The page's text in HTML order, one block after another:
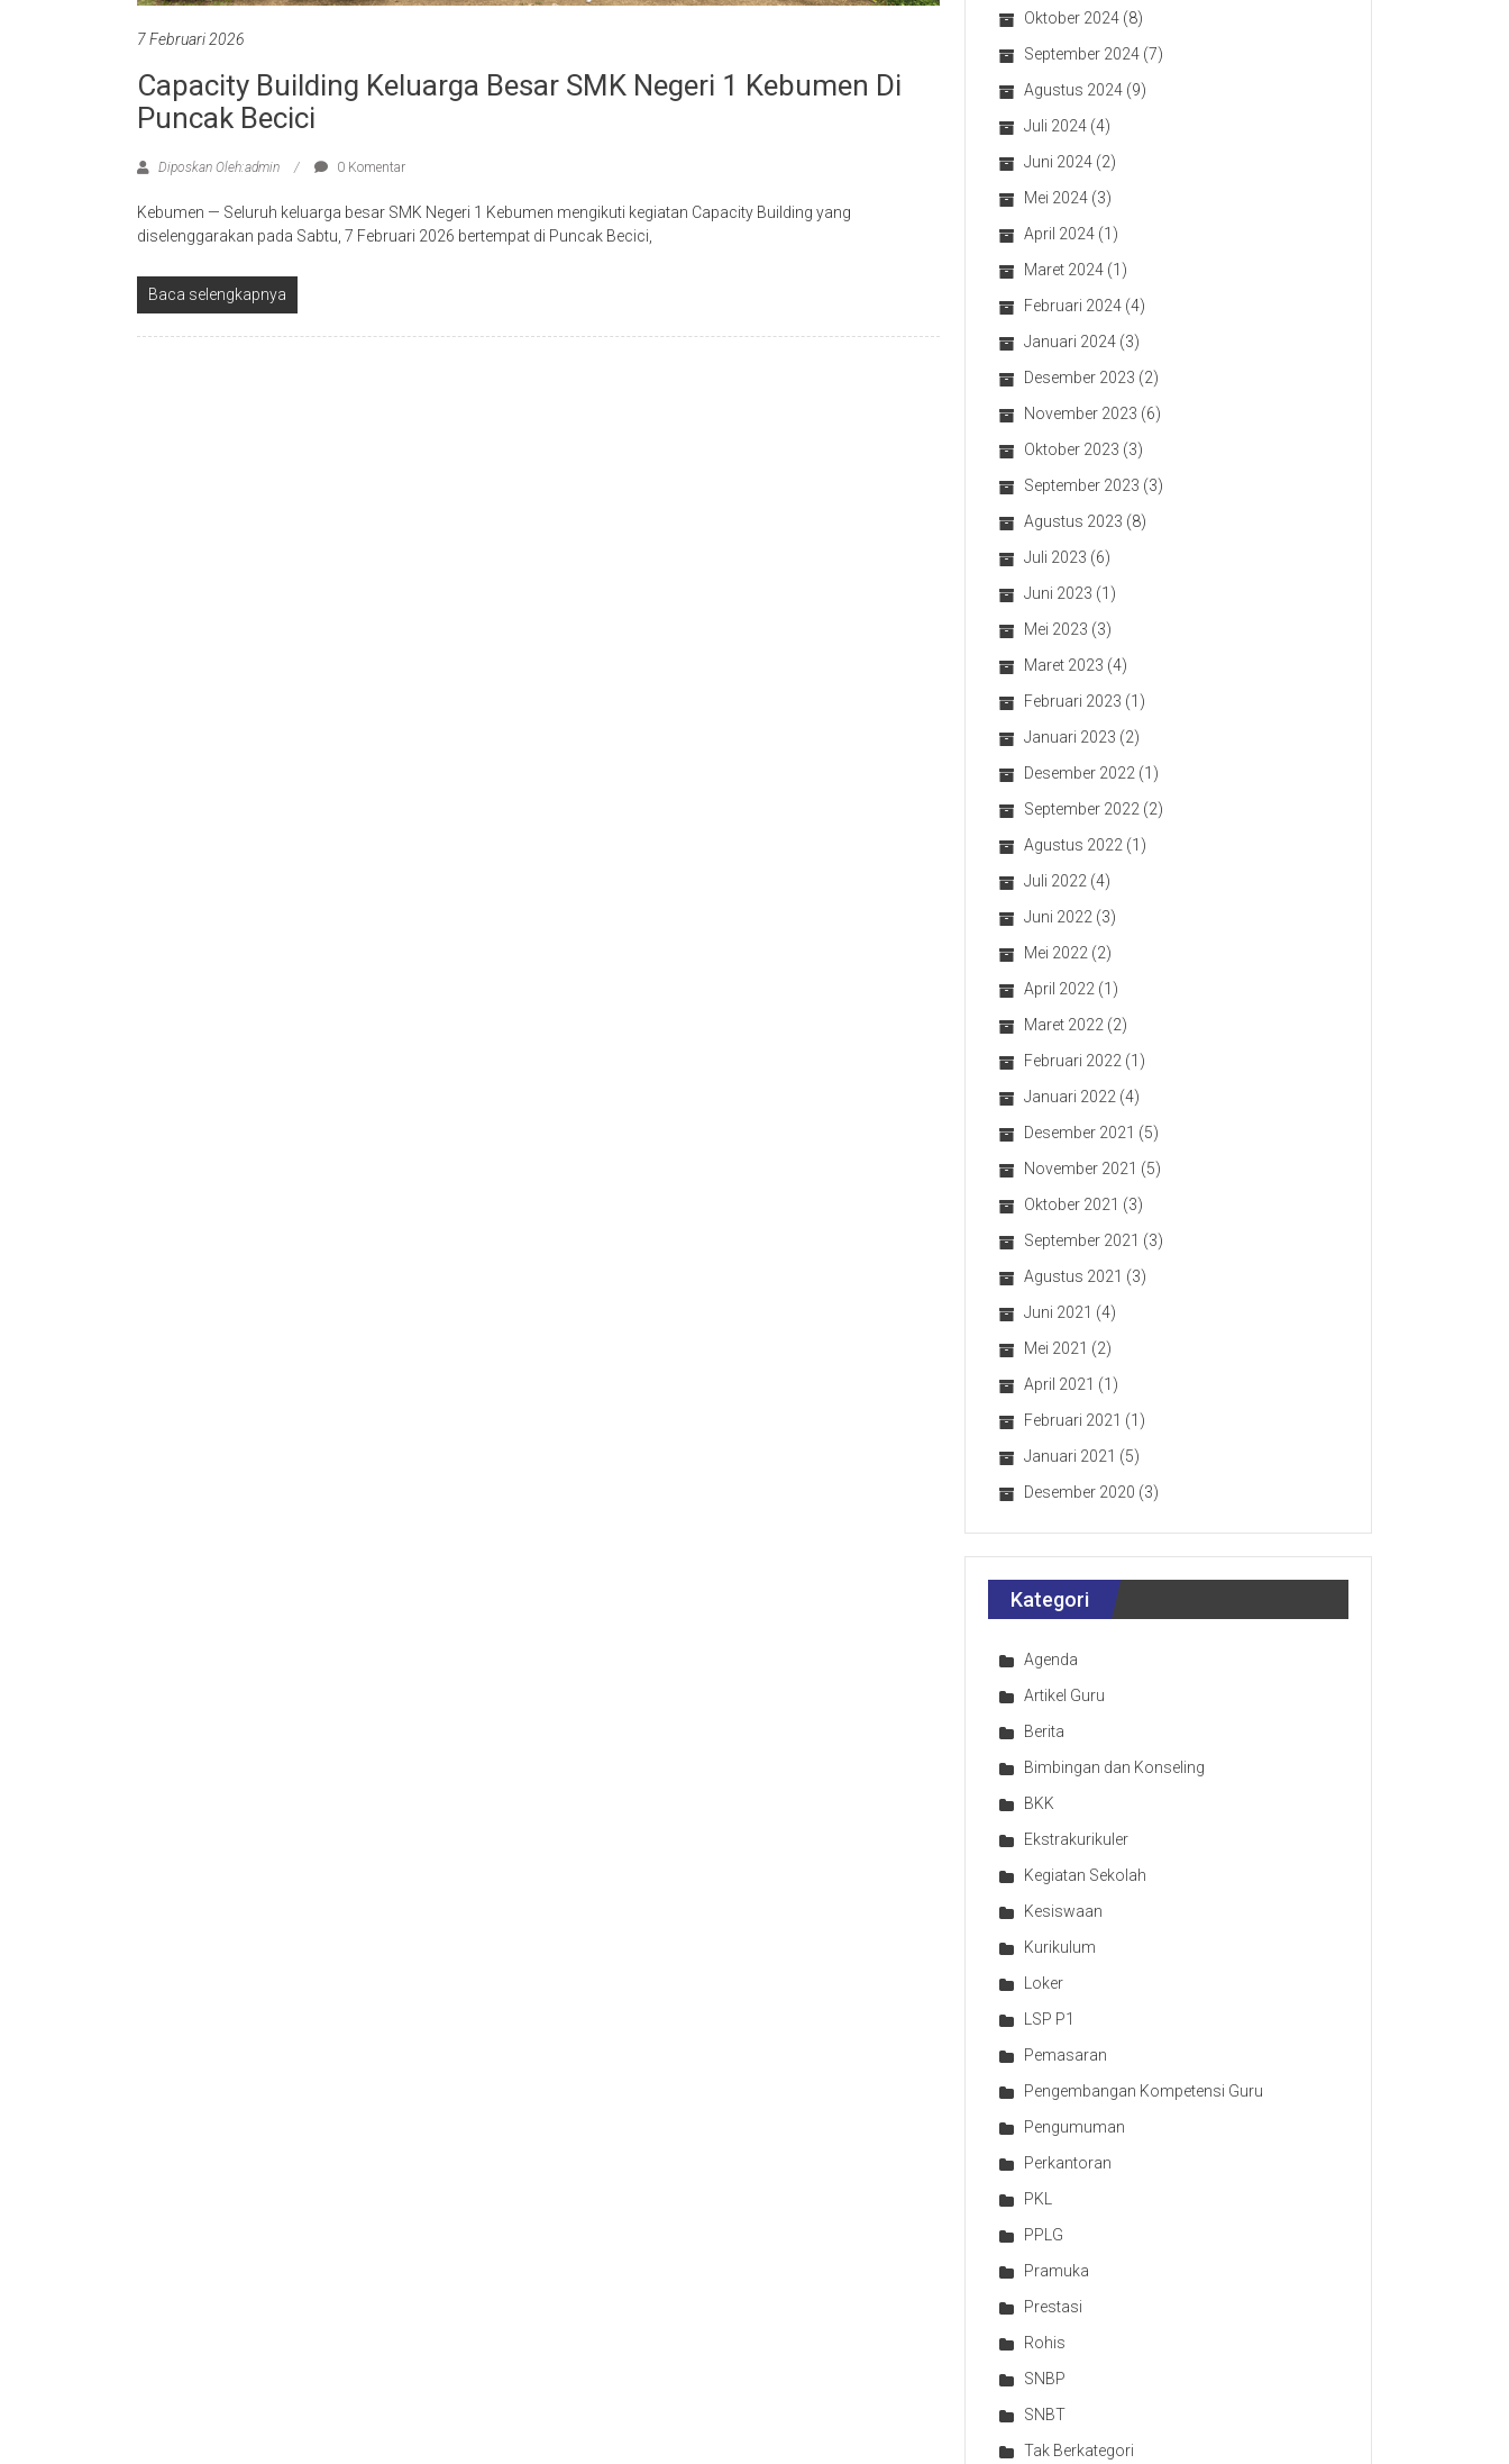
7 Februari 2026
Capacity Building Keluarga Besar SMK Negeri 1 Kebumen Di
Puncak Becici
Diposkan Oleh:admin 0 Komentar
Kebumen — Seluruh keluarga besar SMK Negeri 1 Kebumen mengikuti kegiatan Capacity Building yang
diselenggarakan pada Sabtu, 7 Februari 2026 bertempat di Puncak Becici,
Baca selengkapnya
Oktober 2024 (8)
September 2024 (7)
Agustus 2024 (9)
Juli 2024 (4)
Juni 2024 (2)
Mei 2024 (3)
April 2024 (1)
Maret 2024 (1)
Februari 2024 (4)
Januari 2024 (3)
Desember 2023 (2)
November 2023 (6)
Oktober 2023 (3)
September 2023 (3)
Agustus 2023 (8)
Juli 2023 (6)
Juni 2023 (1)
Mei 2023 (3)
Maret 2023 (4)
Februari 2023 (1)
Januari 2023 (2)
Desember 2022 (1)
September 2022 (2)
Agustus 2022 (1)
Juli 2022 (4)
Juni 2022 (3)
Mei 2022 (2)
April 2022 (1)
Maret 2022 (2)
Februari 2022 (1)
Januari 2022 (4)
Desember 2021 (5)
November 2021 (5)
Oktober 2021 (3)
September 2021 (3)
Agustus 2021 (3)
Juni 2021 (4)
Mei 2021 (2)
April 2021 (1)
Februari 2021 (1)
Januari 2021 (5)
Desember 2020 (3)
Kategori
Agenda
Artikel Guru
Berita
Bimbingan dan Konseling
BKK
Ekstrakurikuler
Kegiatan Sekolah
Kesiswaan
Kurikulum
Loker
LSP P1
Pemasaran
Pengembangan Kompetensi Guru
Pengumuman
Perkantoran
PKL
PPLG
Pramuka
Prestasi
Rohis
SNBP
SNBT
Tak Berkategori